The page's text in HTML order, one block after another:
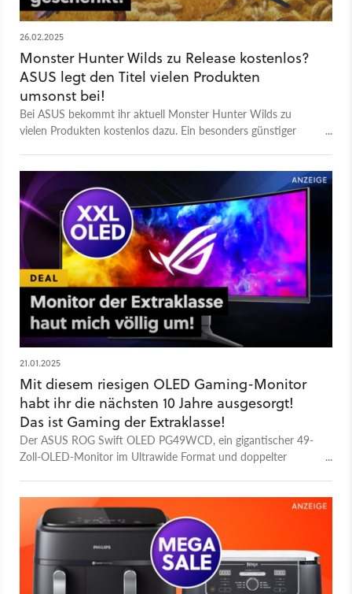
26.02.2025
Monster Hunter Wilds zu Release kostenlos?
ASUS legt den Titel vielen Produkten
umsonst bei!
Bei ASUS bekommt ihr aktuell Monster Hunter Wilds zu
vielen Produkten kostenlos dazu. Ein besonders günstiger
21.01.2025
Mit diesem riesigen OLED Gaming-Monitor
habt ihr die nächsten 10 Jahre ausgesorgt!
Das ist Gaming der Extraklasse!
Der ASUS ROG Swift OLED PG49WCD, ein gigantischer 49-
Zoll-OLED-Monitor im Ultrawide Format und doppelter